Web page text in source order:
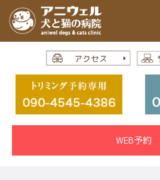
WEB予約